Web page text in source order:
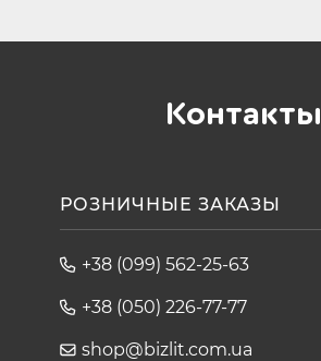
Контакты
РОЗНИЧНЫЕ ЗАКАЗЫ
+38 (099) 562-25-63
+38 (050) 226-77-77
shop@bizlit.com.ua